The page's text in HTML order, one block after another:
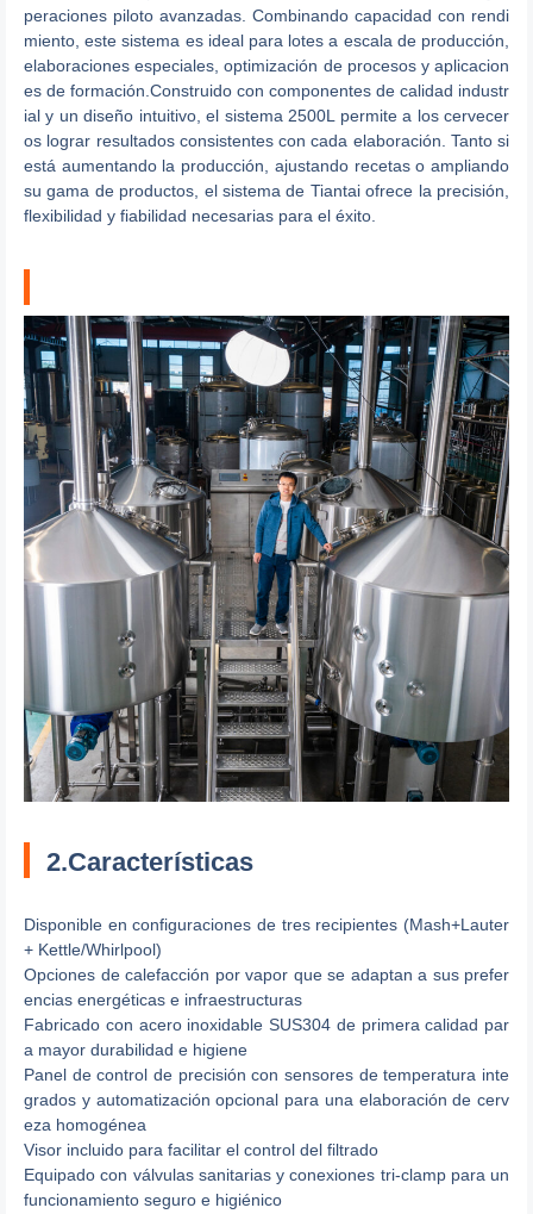
peraciones piloto avanzadas. Combinando capacidad con rendi
miento, este sistema es ideal para lotes a escala de producción,
elaboraciones especiales, optimización de procesos y aplicacion
es de formación.Construido con componentes de calidad industr
ial y un diseño intuitivo, el sistema 2500L permite a los cervecer
os lograr resultados consistentes con cada elaboración. Tanto si
está aumentando la producción, ajustando recetas o ampliando
su gama de productos, el sistema de Tiantai ofrece la precisión,
flexibilidad y fiabilidad necesarias para el éxito.
2.Características
Disponible en configuraciones de tres recipientes (Mash+Lauter
+ Kettle/Whirlpool)
Opciones de calefacción por vapor que se adaptan a sus prefer
encias energéticas e infraestructuras
Fabricado con acero inoxidable SUS304 de primera calidad par
a mayor durabilidad e higiene
Panel de control de precisión con sensores de temperatura inte
grados y automatización opcional para una elaboración de cerv
eza homogénea
Visor incluido para facilitar el control del filtrado
Equipado con válvulas sanitarias y conexiones tri-clamp para un
funcionamiento seguro e higiénico